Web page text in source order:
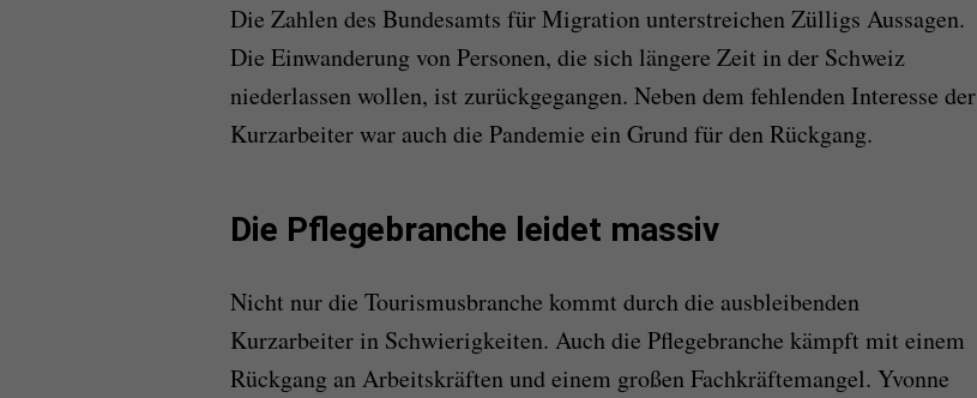
Die Zahlen des Bundesamts für Migration unterstreichen Zülligs Aussagen.
Die Einwanderung von Personen, die sich längere Zeit in der Schweiz
niederlassen wollen, ist zurückgegangen. Neben dem fehlenden Interesse der
Kurzarbeiter war auch die Pandemie ein Grund für den Rückgang.
Die Pflegebranche leidet massiv
Nicht nur die Tourismusbranche kommt durch die ausbleibenden
Kurzarbeiter in Schwierigkeiten. Auch die Pflegebranche kämpft mit einem
Rückgang an Arbeitskräften und einem großen Fachkräftemangel. Yvonne